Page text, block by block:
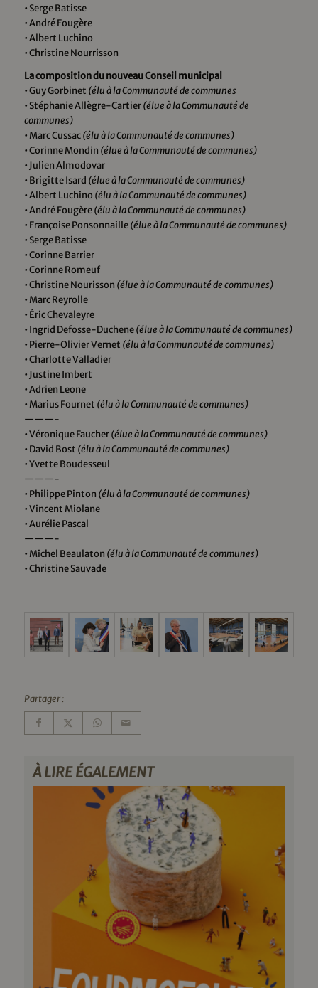
• Serge Batisse
• André Fougère
• Albert Luchino
• Christine Nourrisson
La composition du nouveau Conseil municipal
• Guy Gorbinet (élu à la Communauté de communes
• Stéphanie Allègre-Cartier(élue à la Communauté de
communes)
• Marc Cussac(élu à la Communauté de communes)
• Corinne Mondin (élue à la Communauté de communes)
• Julien Almodovar
• Brigitte Isard (élue à la Communauté de communes)
• Albert Luchino (élu à la Communauté de communes)
• André Fougère(élu à la Communauté de communes)
• Françoise Ponsonnaille(élue à la Communauté de communes)
• Serge Batisse
• Corinne Barrier
• Corinne Romeuf
• Christine Nourisson (élue à la Communauté de communes)
• Marc Reyrolle
• Éric Chevaleyre
• Ingrid Defosse-Duchene(élue à la Communauté de communes)
• Pierre-Olivier Vernet (élu à la Communauté de communes)
• Charlotte Valladier
• Justine Imbert
• Adrien Leone
• Marius Fournet (élu à la Communauté de communes)
———-
• Véronique Faucher(élue à la Communauté de communes)
• David Bost (élu à la Communauté de communes)
• Yvette Boudesseul
———-
• Philippe Pinton (élu à la Communauté de communes)
• Vincent Miolane
• Aurélie Pascal
———-
• Michel Beaulaton (élu à la Communauté de communes)
• Christine Sauvade
Partager :
À LIRE ÉGALEMENT